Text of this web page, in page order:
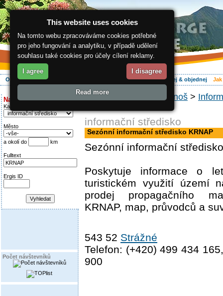
O regionu Aktivně Ubytování Hledej & objednej
Najděte si:
Kategorie
Město
a okolí do km
Fulltext
Ergis ID
Počet návštevníků
ergis.cz Jak do Krkonoš >
informační středisko
Sezónní informační středisko KRNAP
Sezónní informační středisko
Poskytuje informace o
turistickém využití území
prodej propagačního
KRNAP, map, průvodců a
543 52 Strážné
Telefon: (+420) 499 434
900
This website uses cookies
Na tomto webu zpracováváme cookies potřebné
pro jeho fungování a analytiku, v případě udělení
souhlasu také cookies pro účely cílení reklamy.
I agree I disagree
Read more